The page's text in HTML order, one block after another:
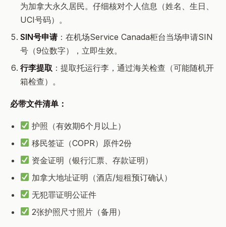
为加拿大永久居民。仔细核对个人信息（姓名、生日、
UCI号码）。
SIN号申请：在机场Service Canada柜台当场申请SIN
号（9位数字），立即生效。
行李提取 ：提取托运行李，通过海关检查（可能随机开
箱检查）。
必带文件清单：
护照（有效期6个月以上）
移民签证（COPR）原件2份
资金证明（银行汇票、存款证明）
加拿大地址证明（酒店/短租预订确认）
无犯罪证明公证件
2张护照尺寸照片（备用）